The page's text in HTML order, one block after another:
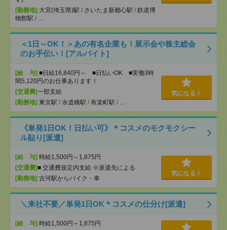
[勤務地] 大宮(埼玉県)駅 / さいたま新都心駅 / 鉄道博
物館駅 / …
＜1日～OK！＞あの有名企業も！展示会や株主総会
のお手伝い！[アルバイト]
[給 与] ■日給16,840円～ ■日払いOK ■実働3時
間5,120円のお仕事あります！
[交通費]一部支給
[勤務地] 東京駅 / 水道橋駅 / 有楽町駅 / …
気になる！
《単発1日OK！日払い可》＊コスメのモクモクシー
ル貼り[派遣]
[給 与] 時給1,500円～1,875円
[交通費]■ 交通費規定内支給 ※派遣先による
[勤務地] 古河駅からバイク・車
気になる！
＼来社不要／単発1日OK＊コスメの仕分け[派遣]
[給 与] 時給1,500円～1,875円